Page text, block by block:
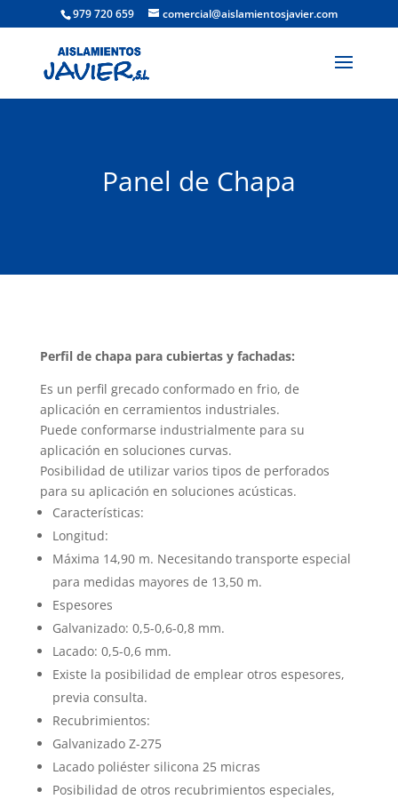
979 720 659 comercial@aislamientosjavier.com
Panel de Chapa
Perfil de chapa para cubiertas y fachadas:
Es un perfil grecado conformado en frio, de
aplicación en cerramientos industriales.
Puede conformarse industrialmente para su
aplicación en soluciones curvas.
Posibilidad de utilizar varios tipos de perforados
para su aplicación en soluciones acústicas.
Características:
Longitud:
Máxima 14,90 m. Necesitando transporte especial
para medidas mayores de 13,50 m.
Espesores
Galvanizado: 0,5-0,6-0,8 mm.
Lacado: 0,5-0,6 mm.
Existe la posibilidad de emplear otros espesores,
previa consulta.
Recubrimientos:
Galvanizado Z-275
Lacado poliéster silicona 25 micras
Posibilidad de otros recubrimientos especiales,